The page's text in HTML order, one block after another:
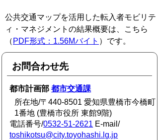
公共交通マップを活用した転入者モビリテ
ィ・マネジメントの結果概要は、こちら
（ PDF形式：1.56Mバイト ）です。
お問合わせ先
都市計画部都市交通課
所在地/〒440-8501 愛知県豊橋市今橋町
1番地 (豊橋市役所 東館9階)
電話番号/0532-51-2621 E-mail/
toshikotsu@city.toyohashi.lg.jp